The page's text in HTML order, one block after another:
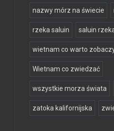
nazwy mórz na świecie
rzeka saluin saluin
wietnam co warto
Wietnam co zwiedzać
wszystkie morza świata
zatoka kalifornijska